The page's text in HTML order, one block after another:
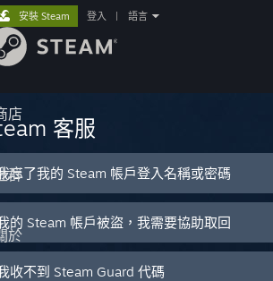
店
群
於
安裝 Steam 登入 語言
客服
忘了我的 Steam 帳戶登入名稱或密碼
的 Steam 帳戶被盜，我需要協助取回
收不到 Steam Guard 代碼